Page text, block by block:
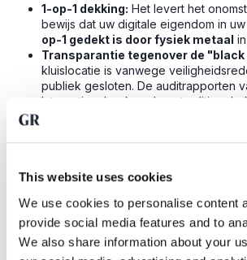
This website uses cookies
We use cookies to personalise content
provide social media features and to
We also share information about your
1-op-1 dekking: Het levert het
bewijs dat uw digitale eigendom in
op-1 gedekt is door fysiek metaal
Transparantie tegenover de "black
kluislocatie is vanwege
publiek gesloten. De auditrapporten
International maken deze traditionele
periodieke controles voorkomen
meerdere beleggers wordt